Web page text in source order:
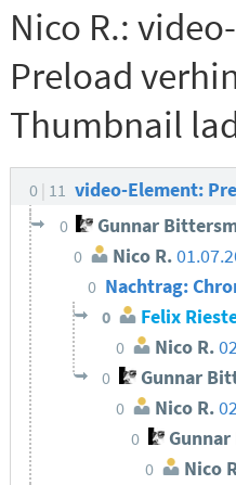
Nico R.:
Preload
Thumbnail
0 11 video-Element:
0 Gunnar
0 Nico R.
0 Nachtrag:
0 Felix
0 Nico R.
0 Gunnar
0 Nico R.
0
0 Nico